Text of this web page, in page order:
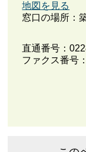
地図を見る
窓口の場所：
直通番号：
ファクス番号